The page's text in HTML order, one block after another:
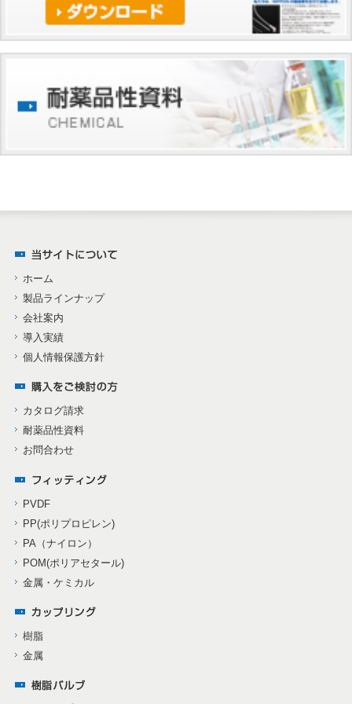
ホーム
製品ラインナップ
会社案内
導入実績
個人情報保護方針
カタログ請求
耐薬品性資料
お問合わせ
PVDF
PP(ポリプロピレン)
PA（ナイロン）
POM(ポリアセタール)
金属・ケミカル
樹脂
金属